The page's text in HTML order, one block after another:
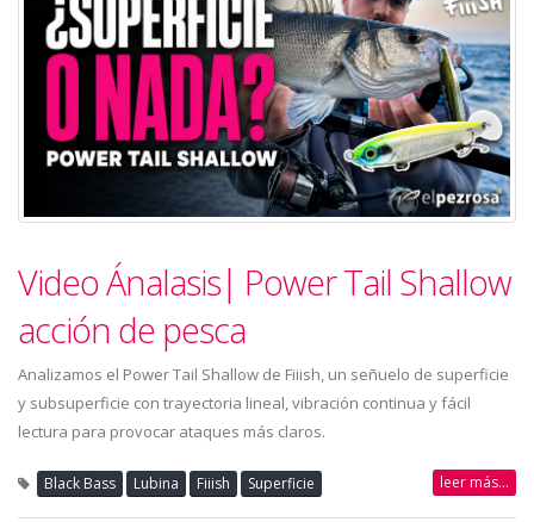
Video Ánalasis| Power Tail Shallow
acción de pesca
Analizamos el Power Tail Shallow de Fiiish, un señuelo de superficie
y subsuperficie con trayectoria lineal, vibración continua y fácil
lectura para provocar ataques más claros.
Black Bass Lubina Fiiish Superficie leer más...